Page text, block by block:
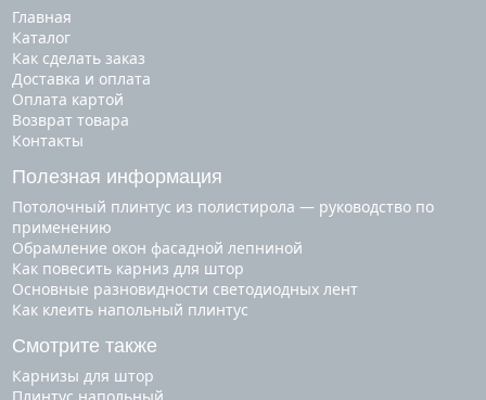
Главная
Каталог
Как сделать заказ
Доставка и оплата
Оплата картой
Возврат товара
Контакты
Полезная информация
Потолочный плинтус из полистирола — руководство по
применению
Обрамление окон фасадной лепниной
Как повесить карниз для штор
Основные разновидности светодиодных лент
Как клеить напольный плинтус
Смотрите также
карнизы для штор